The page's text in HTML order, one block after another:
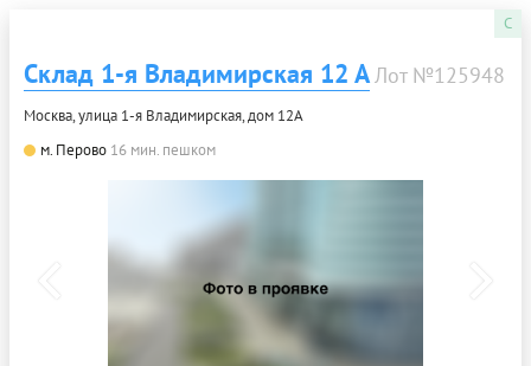
C
Склад 1-я Владимирская 12 АЛот №125948
Москва, улица 1-я Владимирская, дом 12А
м. Перово 16 мин. пешком